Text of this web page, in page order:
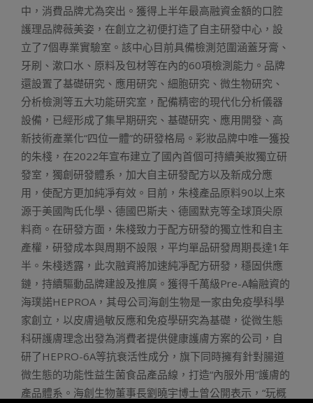
中，消費品牌尤為突出。獲得上半年最高融資金額的口腔
護理品牌薇美姿，在創立之初便打造了自主研發中心，設
立了7個專業實驗室。該中心目前具備檢測范圍涵蓋牙膏、
牙刷、漱口水、原料及包材等在內的60項檢測能力。品牌
還設置了基礎研究、應用研究、細胞研究、微生物研究、
分析檢測等五大功能研究室，配備精密的現代化分析儀器
設備，已經形成了集早期研究、基礎研究、應用開發、高
新技術產業化“四位一體”的研發格局。彩妝品牌中唯一獲投
的朱棧，在2022年宣布建立了國內首個可持續美妝獨立研
發室，獨創研發體系，加大自主研發配方以及新成分應
用，使配方更加純凈有效。目前，朱棧產品原料90以上來
源于美國陶氏化學、德國巴斯夫、德國默克等全球頂尖原
料商。在研發方面，朱棧致力于配方研發的獨立性和自主
產權，研發成本與周期不設限，平均單品研發周期長達1年
半。朱棧透露，此次融資將加速純凈配方研發，穩固供應
鏈，持續驅動品牌建設及推廣。獲得千萬級Pre-A輪融資的
海璞諾HEPROA，其母公司海創生物是一家由免疫學科學
家創立，以皮膚過敏反應和免疫學研究為基礎，從微生態
科研護膚理念出發為消費者提供健康護膚方案的公司，自
研了HEPRO-6A等抗衰活性成分，旗下同時擁有針對腸道
微生態的功能性益生菌食品產品線，打造“內服外用”護膚的
產品體系。海創生物董事長劉曉宇博士曾公開表示，“玩概